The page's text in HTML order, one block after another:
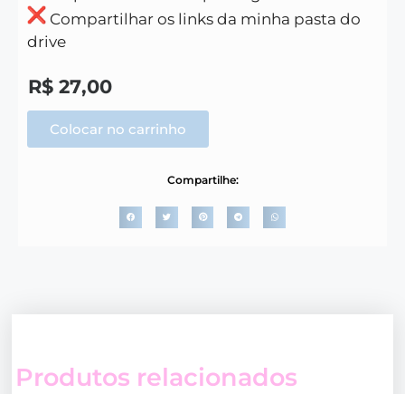
Compartilhar os links da minha pasta do
drive
R$ 27,00
Colocar no carrinho
Compartilhe:
Produtos relacionados